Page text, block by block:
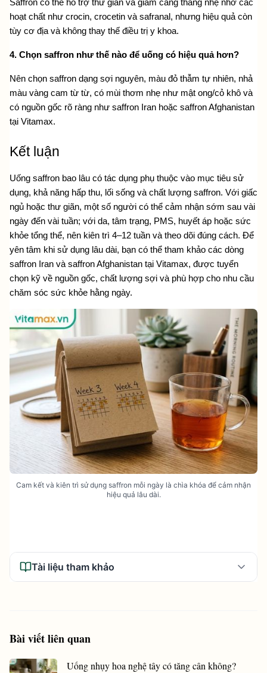
Saffron có thể hỗ trợ thư giãn và giảm căng thẳng nhẹ nhờ các
hoạt chất như crocin, crocetin và safranal, nhưng hiệu quả còn
tùy cơ địa và không thay thế điều trị y khoa.
4. Chọn saffron như thế nào để uống có hiệu quả hơn?
Nên chọn saffron dạng sợi nguyên, màu đỏ thẫm tự nhiên, nhả
màu vàng cam từ từ, có mùi thơm nhẹ như mật ong/cỏ khô và
có nguồn gốc rõ ràng như saffron Iran hoặc saffron Afghanistan
tại Vitamax.
Kết luận
Uống saffron bao lâu có tác dụng phụ thuộc vào mục tiêu sử
dụng, khả năng hấp thu, lối sống và chất lượng saffron. Với giấc
ngủ hoặc thư giãn, một số người có thể cảm nhận sớm sau vài
ngày đến vài tuần; với da, tâm trạng, PMS, huyết áp hoặc sức
khỏe tổng thể, nên kiên trì 4–12 tuần và theo dõi đúng cách. Để
yên tâm khi sử dụng lâu dài, bạn có thể tham khảo các dòng
saffron Iran và saffron Afghanistan tại Vitamax, được tuyển
chọn kỹ về nguồn gốc, chất lượng sợi và phù hợp cho nhu cầu
chăm sóc sức khỏe hằng ngày.
Cam kết và kiên trì sử dụng saffron mỗi ngày là chìa khóa để cảm nhận
hiệu quả lâu dài.
Tài liệu tham khảo
Bài viết liên quan
Uống nhụy hoa nghệ tây có tăng cân không?